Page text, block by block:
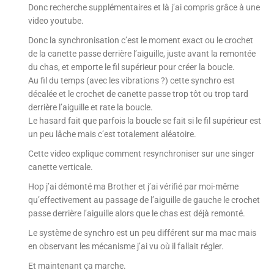
Donc recherche supplémentaires et là j’ai compris grâce à une
video youtube.
Donc la synchronisation c’est le moment exact ou le crochet
de la canette passe derrière l’aiguille, juste avant la remontée
du chas, et emporte le fil supérieur pour créer la boucle.
Au fil du temps (avec les vibrations ?) cette synchro est
décalée et le crochet de canette passe trop tôt ou trop tard
derrière l’aiguille et rate la boucle.
Le hasard fait que parfois la boucle se fait si le fil supérieur est
un peu lâche mais c’est totalement aléatoire.
Cette video explique comment resynchroniser sur une singer
canette verticale.
Hop j’ai démonté ma Brother et j’ai vérifié par moi-même
qu’effectivement au passage de l’aiguille de gauche le crochet
passe derrière l’aiguille alors que le chas est déjà remonté.
Le système de synchro est un peu différent sur ma mac mais
en observant les mécanisme j’ai vu où il fallait régler.
Et maintenant ça marche.